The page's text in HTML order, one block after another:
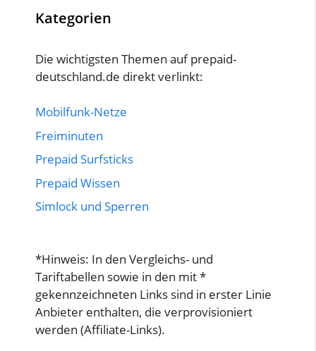
Kategorien
Die wichtigsten Themen auf prepaid-
deutschland.de direkt verlinkt:
Mobilfunk-Netze
Freiminuten
Prepaid Surfsticks
Prepaid Wissen
Simlock und Sperren
*Hinweis: In den Vergleichs- und
Tariftabellen sowie in den mit *
gekennzeichneten Links sind in erster Linie
Anbieter enthalten, die verprovisioniert
werden (Affiliate-Links).